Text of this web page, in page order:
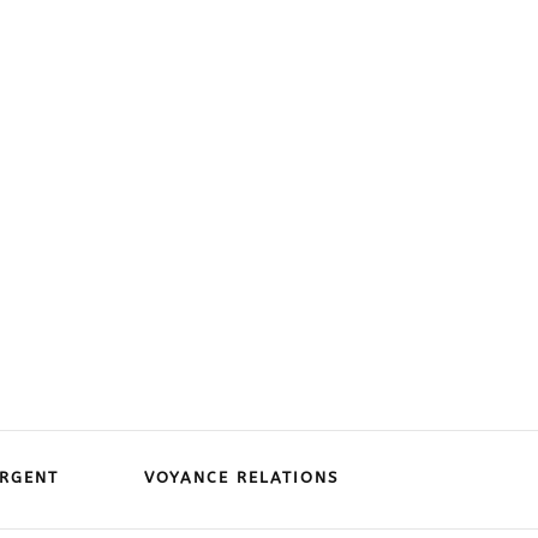
VOYANCE RELATIONS